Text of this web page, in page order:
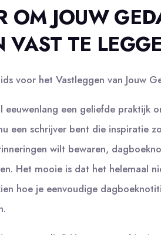
OM JOUW
VAST TE
voor het Vastleggen van Jouw
een geliefde praktijk
een schrijver bent die inspiratie
wilt bewaren,
Het mooie is dat het helemaal
hoe je eenvoudige